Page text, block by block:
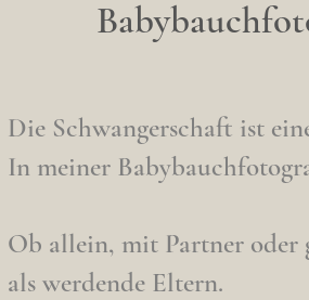
Die Schwangerschaft ist
In meiner
Ob allein, mit Partner oder
als werdende Eltern.